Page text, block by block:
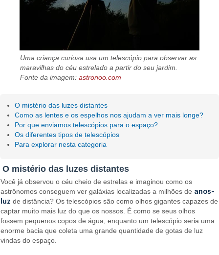
Uma criança curiosa usa um telescópio para observar as
maravilhas do céu estrelado a partir do seu jardim.
Fonte da imagem:astronoo.com
O mistério das luzes distantes
Como as lentes e os espelhos nos ajudam a ver mais longe?
Por que enviamos telescópios para o espaço?
Os diferentes tipos de telescópios
Para explorar nesta categoria
O mistério das luzes distantes
Você já observou o céu cheio de estrelas e imaginou como os
astrônomos conseguem ver galáxias localizadas a milhões de anos-
luz de distância? Os telescópios são como olhos gigantes capazes de
captar muito mais luz do que os nossos. É como se seus olhos
fossem pequenos copos de água, enquanto um telescópio seria uma
enorme bacia que coleta uma grande quantidade de gotas de luz
vindas do espaço.